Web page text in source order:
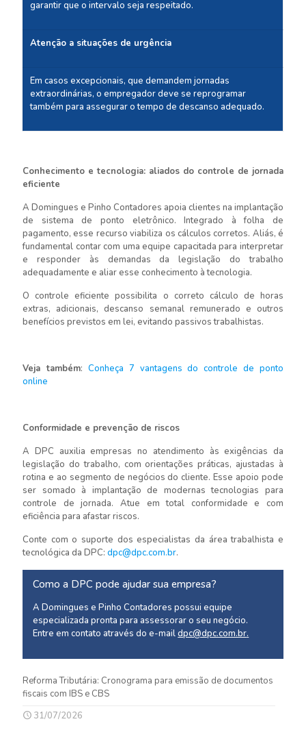
garantir que o intervalo seja respeitado.
Atenção a situações de urgência
Em casos excepcionais, que demandem jornadas
extraordinárias, o empregador deve se reprogramar
também para assegurar o tempo de descanso adequado.
Conhecimento e tecnologia: aliados do controle de jornada
eficiente
A Domingues e Pinho Contadores apoia clientes na implantação
de sistema de ponto eletrônico. Integrado à folha de
pagamento, esse recurso viabiliza os cálculos corretos. Aliás, é
fundamental contar com uma equipe capacitada para interpretar
e responder às demandas da legislação do trabalho
adequadamente e aliar esse conhecimento à tecnologia.
O controle eficiente possibilita o correto cálculo de horas
extras, adicionais, descanso semanal remunerado e outros
benefícios previstos em lei, evitando passivos trabalhistas.
Veja também: Conheça 7 vantagens do controle de ponto
online
Conformidade e prevenção de riscos
A DPC auxilia empresas no atendimento às exigências da
legislação do trabalho, com orientações práticas, ajustadas à
rotina e ao segmento de negócios do cliente. Esse apoio pode
ser somado à implantação de modernas tecnologias para
controle de jornada. Atue em total conformidade e com
eficiência para afastar riscos.
Conte com o suporte dos especialistas da área trabalhista e
tecnológica da DPC: dpc@dpc.com.br.
Como a DPC pode ajudar sua empresa?
A Domingues e Pinho Contadores possui equipe
especializada pronta para assessorar o seu negócio.
Entre em contato através do e-maildpc@dpc.com.br.
Reforma Tributária: Cronograma para emissão de documentos
fiscais com IBS e CBS
31/07/2026